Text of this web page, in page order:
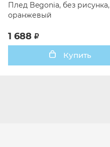
Плед Begonia, без рисунка,
оранжевый
1 688
Купить